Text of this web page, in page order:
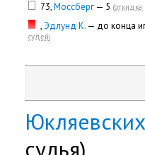
73,Моссберг — 5 (откидка
,Эдлунд К. — до конца
судей)
судья)